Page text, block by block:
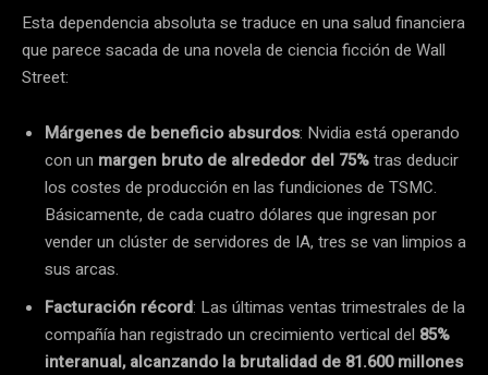
Esta dependencia absoluta se traduce en una salud financiera
que parece sacada de una novela de ciencia ficción de Wall
Street:
Márgenes de beneficio absurdos: Nvidia está operando
con un margen bruto de alrededor del 75%tras deducir
los costes de producción en las fundiciones de TSMC.
Básicamente, de cada cuatro dólares que ingresan por
vender un clúster de servidores de IA, tres se van limpios a
sus arcas.
Facturación récord: Las últimas ventas trimestrales de la
compañía han registrado un crecimiento vertical del 85%
interanual, alcanzando la brutalidad de 81.600 millones